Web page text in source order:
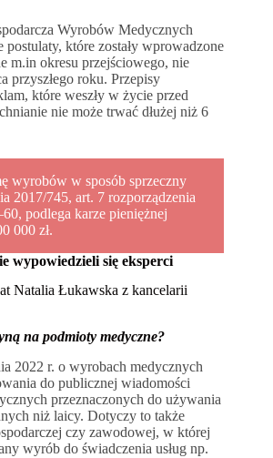
Wyrobów Medycznych
postulaty, które zostały wprowadzone
m.in okresu przejściowego, nie
przyszłego roku. Przepisy
które weszły w życie przed
nie może trwać dłużej niż 6
wyrobów w sposób sprzeczny
2017/745, art. 7 rozporządzenia
podlega karze pieniężnej
000 zł.
wypowiedzieli się eksperci
Natalia Łukawska z kancelarii
na podmioty medyczne?
2022 r. o wyrobach medycznych
do publicznej wiadomości
przeznaczonych do używania
niż laicy. Dotyczy to także
czy zawodowej, w której
wyrób do świadczenia usług np.